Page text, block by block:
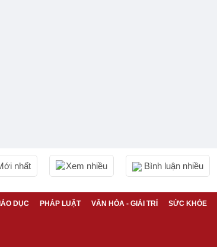
nhất Xem nhiều Bình luận nhiều
DỤC PHÁP LUẬT VĂN HÓA - GIẢI TRÍ SỨC KHỎE